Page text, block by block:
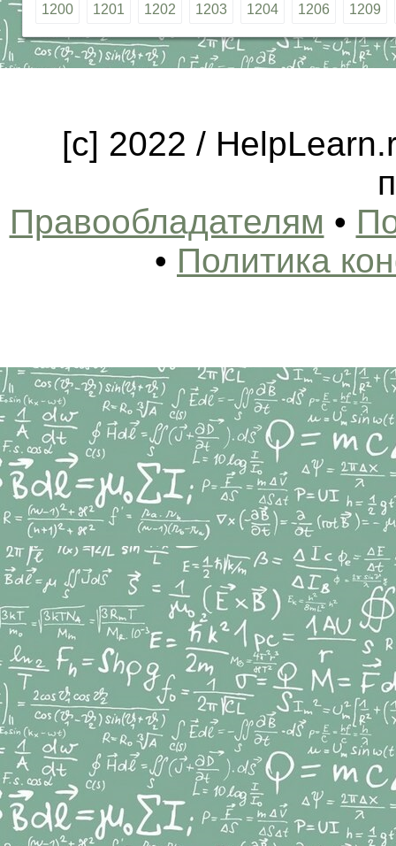
1200 1201 1202 1203 1204 1206 1209
[c] 2022 /
Правообладателям •
• Политика